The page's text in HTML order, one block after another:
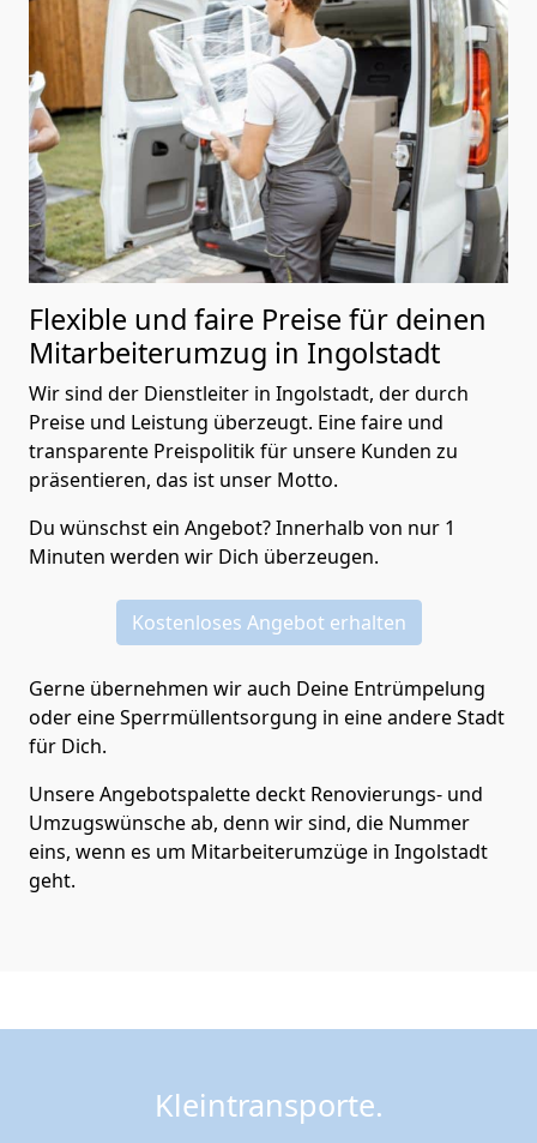
Flexible und faire Preise für deinen
Mitarbeiterumzug in Ingolstadt
Wir sind der Dienstleiter in Ingolstadt, der durch
Preise und Leistung überzeugt. Eine faire und
transparente Preispolitik für unsere Kunden zu
präsentieren, das ist unser Motto.
Du wünschst ein Angebot? Innerhalb von nur 1
Minuten werden wir Dich überzeugen.
Kostenloses Angebot erhalten
Gerne übernehmen wir auch Deine Entrümpelung
oder eine Sperrmüllentsorgung in eine andere Stadt
für Dich.
Unsere Angebotspalette deckt Renovierungs- und
Umzugswünsche ab, denn wir sind, die Nummer
eins, wenn es um Mitarbeiterumzüge in Ingolstadt
geht.
Kleintransporte.